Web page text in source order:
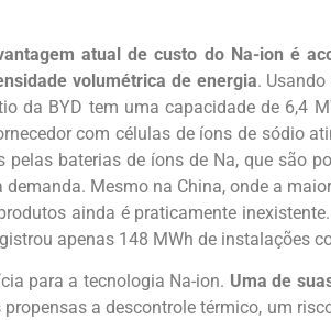
atual de custo do Na-ion é
volumétrica de energia.
da BYD tem uma capacidade de 6,4
com células de íons de sódio
pelas baterias de íons de Na, que são
demanda. Mesmo na China, onde a
ainda é praticamente
apenas 148 MWh de instalações
para a tecnologia Na-ion. Uma de
a descontrole térmico, um